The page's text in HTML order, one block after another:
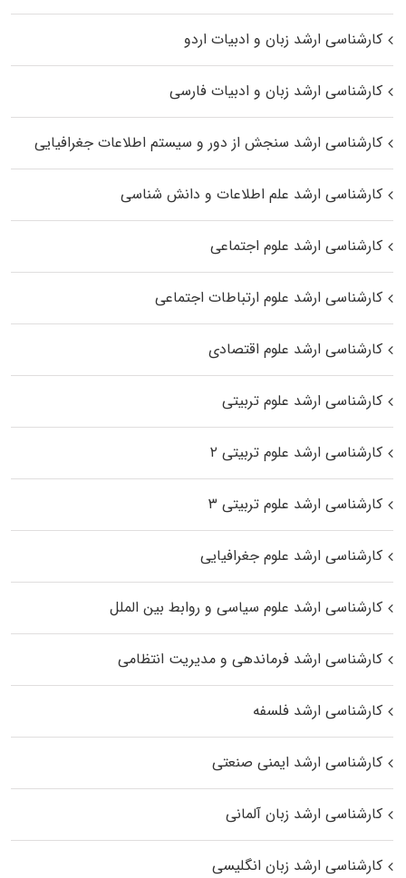
کارشناسی ارشد زبان و ادبیات اردو
کارشناسی ارشد زبان و ادبیات فارسی
کارشناسی ارشد سنجش از دور و سیستم اطلاعات جغرافیایی
کارشناسی ارشد علم اطلاعات و دانش شناسی
کارشناسی ارشد علوم اجتماعی
کارشناسی ارشد علوم ارتباطات اجتماعی
کارشناسی ارشد علوم اقتصادی
کارشناسی ارشد علوم تربیتی
کارشناسی ارشد علوم تربیتی ۲
کارشناسی ارشد علوم تربیتی ۳
کارشناسی ارشد علوم جغرافیایی
کارشناسی ارشد علوم سیاسی و روابط بین الملل
کارشناسی ارشد فرماندهی و مدیریت انتظامی
کارشناسی ارشد فلسفه
کارشناسی ارشد ایمنی صنعتی
کارشناسی ارشد زبان آلمانی
کارشناسی ارشد زبان انگلیسی